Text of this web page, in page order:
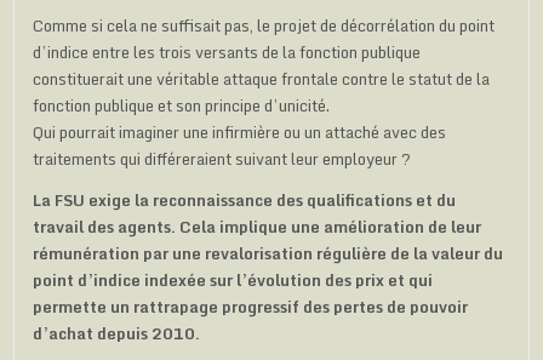
Comme si cela ne suffisait pas, le projet de décorrélation du point
d’indice entre les trois versants de la fonction publique
constituerait une véritable attaque frontale contre le statut de la
fonction publique et son principe d’unicité.
Qui pourrait imaginer une infirmière ou un attaché avec des
traitements qui différeraient suivant leur employeur ?
La FSU exige la reconnaissance des qualifications et du
travail des agents. Cela implique une amélioration de leur
rémunération par une revalorisation régulière de la valeur du
point d’indice indexée sur l’évolution des prix et qui
permette un rattrapage progressif des pertes de pouvoir
d’achat depuis 2010.